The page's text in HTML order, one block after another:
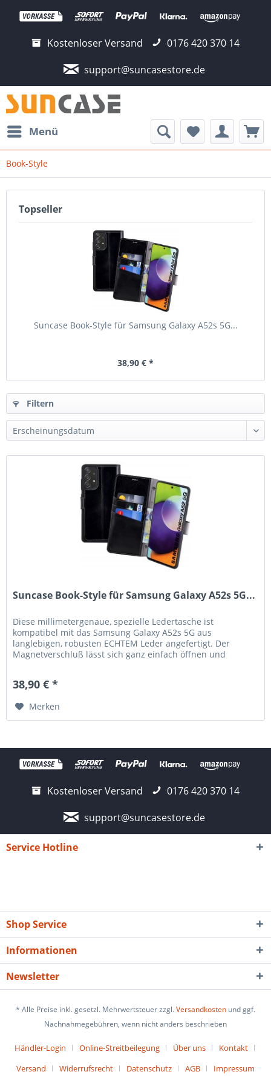
Kostenloser Versand
0176 420 370 14
support@suncasestore.de
Menü
Book-Style
Topseller
Suncase Book-Style für Samsung Galaxy A52s 5G...
38,90 € *
Filtern
Suncase Book-Style für Samsung Galaxy A52s 5G...
Diese millimetergenaue, spezielle Ledertasche ist
kompatibel mit das Samsung Galaxy A52s 5G aus
langlebigen, robusten ECHTEM Leder angefertigt. Der
Magnetverschluß lässt sich ganz einfach öffnen und
38,90 € *
Merken
Kostenloser Versand
0176 420 370 14
support@suncasestore.de
Service Hotline
Shop Service
Informationen
Newsletter
* Alle Preise inkl. gesetzl. Mehrwertsteuer zzgl.Versandkosten und ggf.
Nachnahmegebühren, wenn nicht anders beschrieben
Händler-Login Online-Streitbeilegung Über uns
Kontakt
Versand
Widerrufsrecht Datenschutz AGB Impressum